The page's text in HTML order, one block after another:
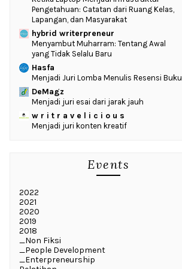
Pengetahuan: Catatan dari Ruang Kelas,
Lapangan, dan Masyarakat
hybrid writerpreneur
Menyambut Muharram: Tentang Awal
yang Tidak Selalu Baru
Hasfa
Menjadi Juri Lomba Menulis Resensi Buku
DeMagz
Menjadi juri esai dari jarak jauh
w r i t r a v e l i c i o u s
Menjadi juri konten kreatif
Events
2022
2021
2020
2019
2018
_Non Fiksi
_People Development
_Enterpreneurship